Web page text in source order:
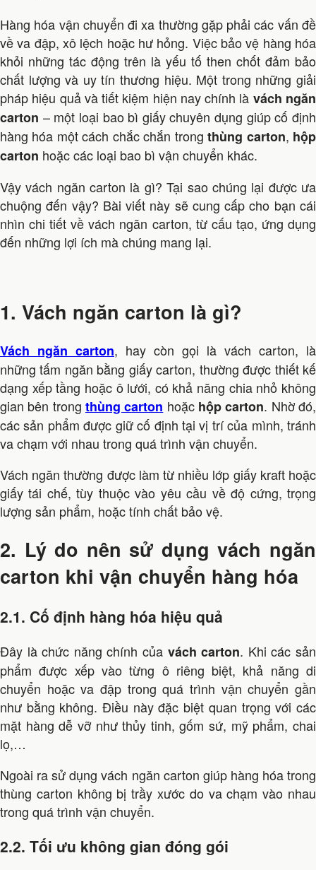
Hàng hóa vận chuyển đi xa thường gặp phải các vấn đề
về va đập, xô lệch hoặc hư hỏng. Việc bảo vệ hàng hóa
khỏi những tác động trên là yếu tố then chốt đảm bảo
chất lượng và uy tín thương hiệu. Một trong những giải
pháp hiệu quả và tiết kiệm hiện nay chính là vách ngăn
carton – một loại bao bì giấy chuyên dụng giúp cố định
hàng hóa một cách chắc chắn trongthùng carton, hộp
carton hoặc các loại bao bì vận chuyển khác.
Vậy vách ngăn carton là gì? Tại sao chúng lại được ưa
chuộng đến vậy? Bài viết này sẽ cung cấp cho bạn cái
nhìn chi tiết về vách ngăn carton, từ cấu tạo, ứng dụng
đến những lợi ích mà chúng mang lại.
1. Vách ngăn carton là gì?
Vách ngăn carton, hay còn gọi là vách carton, là
những tấm ngăn bằng giấy carton, thường được thiết kế
dạng xếp tầng hoặc ô lưới, có khả năng chia nhỏ không
gian bên trong thùng carton hoặc hộp carton. Nhờ đó,
các sản phẩm được giữ cố định tại vị trí của mình, tránh
va chạm với nhau trong quá trình vận chuyển.
Vách ngăn thường được làm từ nhiều lớp giấy kraft hoặc
giấy tái chế, tùy thuộc vào yêu cầu về độ cứng, trọng
lượng sản phẩm, hoặc tính chất bảo vệ.
2. Lý do nên sử dụng vách ngăn
carton khi vận chuyển hàng hóa
2.1. Cố định hàng hóa hiệu quả
Đây là chức năng chính của vách carton. Khi các sản
phẩm được xếp vào từng ô riêng biệt, khả năng di
chuyển hoặc va đập trong quá trình vận chuyển gần
như bằng không. Điều này đặc biệt quan trọng với các
mặt hàng dễ vỡ như thủy tinh, gốm sứ, mỹ phẩm, chai
lọ,…
Ngoài ra sử dụng vách ngăn carton giúp hàng hóa trong
thùng carton không bị trầy xước do va chạm vào nhau
trong quá trình vận chuyển.
2.2. Tối ưu không gian đóng gói